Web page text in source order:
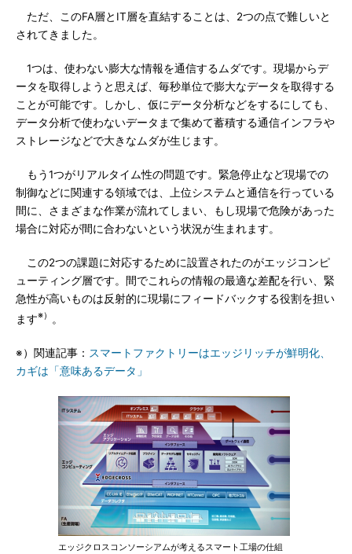
ただ、このFA層とIT層を直結することは、2つの点で難しいと
されてきました。
1つは、使わない膨大な情報を通信するムダです。現場からデ
ータを取得しようと思えば、毎秒単位で膨大なデータを取得する
ことが可能です。しかし、仮にデータ分析などをするにしても、
データ分析で使わないデータまで集めて蓄積する通信インフラや
ストレージなどで大きなムダが生じます。
もう1つがリアルタイム性の問題です。緊急停止など現場での
制御などに関連する領域では、上位システムと通信を行っている
間に、さまざまな作業が流れてしまい、もし現場で危険があった
場合に対応が間に合わないという状況が生まれます。
この2つの課題に対応するために設置されたのがエッジコンピ
ューティング層です。間でこれらの情報の最適な差配を行い、緊
急性が高いものは反射的に現場にフィードバックする役割を担い
ます※） 。
※）関連記事： スマートファクトリーはエッジリッチが鮮明化、
カギは「意味あるデータ」
エッジクロスコンソーシアムが考えるスマート工場の仕組